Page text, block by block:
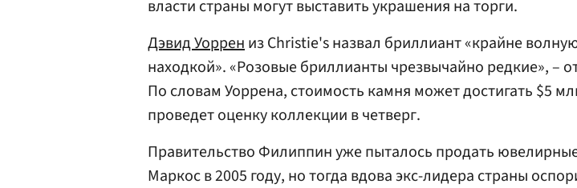
власти страны могут выставить украшения на торги.
Дэвид Уоррениз Christie's назвал бриллиант «крайне
находкой». «Розовые бриллианты чрезвычайно редкие», –
По словам Уоррена, стоимость камня может достигать $5
проведет оценку коллекции в четверг.
Правительство Филиппин уже пыталось продать
Маркос в 2005 году, но тогда вдова экс-лидера страны